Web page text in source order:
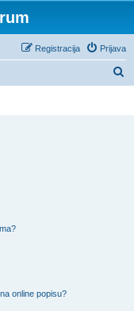
Prijava
Registracija
online popisu?